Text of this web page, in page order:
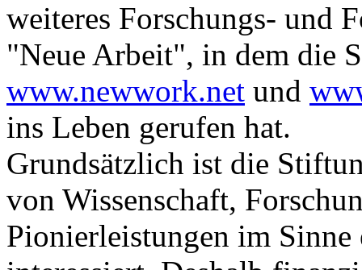
weiteres Forschungs- und
"Neue Arbeit", in dem die
www.newwork.net und
ins Leben gerufen hat.
Grundsätzlich ist die
von Wissenschaft,
Pionierleistungen im